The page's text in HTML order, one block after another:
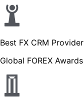
Best FX CRM Provider
Global FOREX Awards